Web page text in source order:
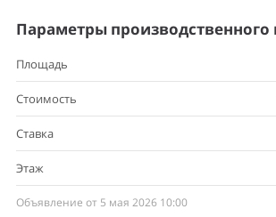
Параметры
Площадь
Стоимость
Ставка
Этаж
Объявление от 5 мая 2026 10:00